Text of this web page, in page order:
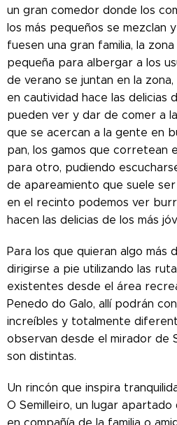
un gran comedor donde los
los más pequeños se mezclan
fuesen una gran familia, la
pequeña para albergar a los
de verano se juntan en la
en cautividad hace las delicias
pueden ver y dar de comer a
que se acercan a la gente en
pan, los gamos que corretean
para otro, pudiendo
de apareamiento que suele
en el recinto podemos ver
hacen las delicias de los más
Para los que quieran algo más
dirigirse a pie utilizando las
existentes desde el área
Penedo do Galo, allí podrán
increíbles y totalmente
observan desde el mirador de
son distintas.
Un rincón que inspira
O Semilleiro, un lugar